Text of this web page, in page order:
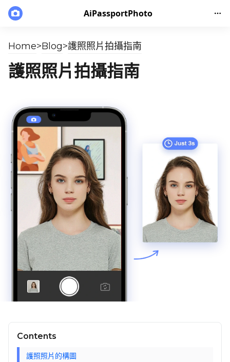
AiPassportPhoto
Home>Blog>護照照片拍攝指南
護照照片拍攝指南
Contents
護照照片的構圖